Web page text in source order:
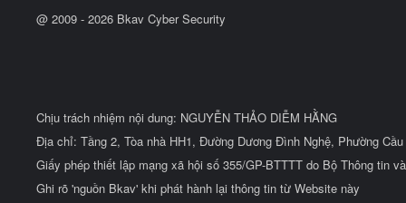
@ 2009 - 2026 Bkav Cyber Security
Chịu trách nhiệm nội dung: NGUYỄN THẢO DIỄM HẰNG
Địa chỉ: Tầng 2, Tòa nhà HH1, Đường Dương Đình Nghệ, Phường
Giấy phép thiết lập mạng xã hội số 355/GP-BTTTT do Bộ Thông tin
Ghi rõ 'nguồn Bkav' khi phát hành lại thông tin từ Website này